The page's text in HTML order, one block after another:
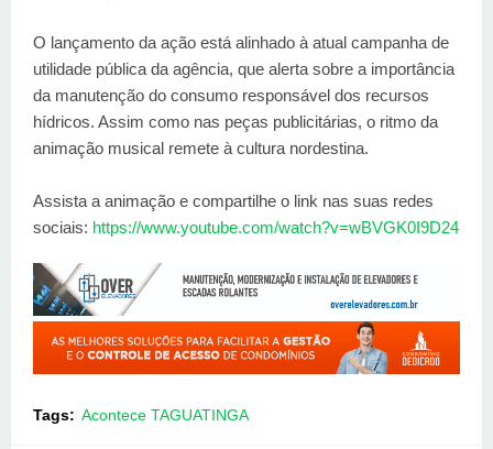
O lançamento da ação está alinhado à atual campanha de
utilidade pública da agência, que alerta sobre a importância
da manutenção do consumo responsável dos recursos
hídricos. Assim como nas peças publicitárias, o ritmo da
animação musical remete à cultura nordestina.
Assista a animação e compartilhe o link nas suas redes
sociais: https://www.youtube.com/watch?v=wBVGK0I9D24
Tags: Acontece TAGUATINGA